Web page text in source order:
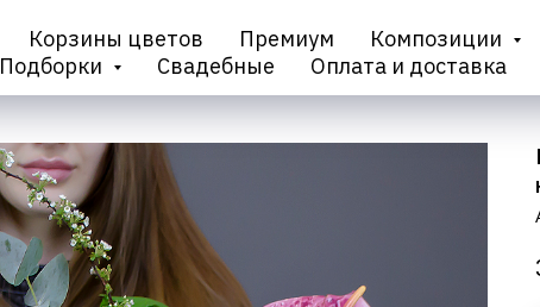
Корзины цветов Премиум
Композиции
Подборки
Свадебные Оплата и доставка